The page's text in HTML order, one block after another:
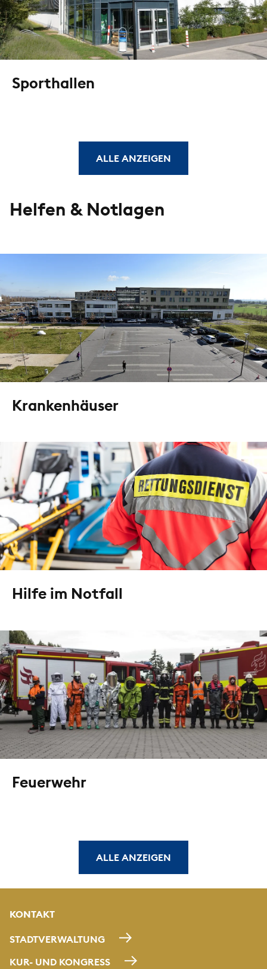
Sporthallen
ALLE ANZEIGEN
Helfen & Notlagen
Krankenhäuser
Hilfe im Notfall
Feuerwehr
ALLE ANZEIGEN
KONTAKT
STADTVERWALTUNG
KUR- UND KONGRESS